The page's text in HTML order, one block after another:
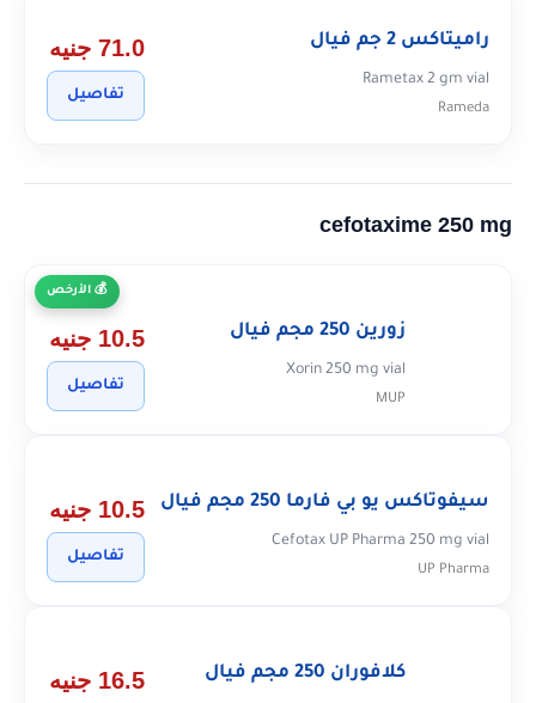
راميتاكس 2 جم فيال
Rametax 2 gm vial
Rameda
71.0 جنيه
تفاصيل
cefotaxime 250 mg
الأرخص
زورين 250 مجم فيال
Xorin 250 mg vial
MUP
10.5 جنيه
تفاصيل
سيفوتاكس يو بي فارما 250 مجم فيال
Cefotax UP Pharma 250 mg vial
UP Pharma
10.5 جنيه
تفاصيل
كلافوران 250 مجم فيال 16.5 جنيه